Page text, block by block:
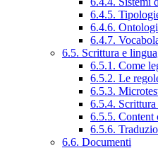
6.4.5.
6.4.6.
6.4.7.
6.5. Scrittura e
6.5.1. Come
6.5.2. Le
6.5.3.
6.5.4.
6.5.5. Content
6.5.6.
6.6. Documenti